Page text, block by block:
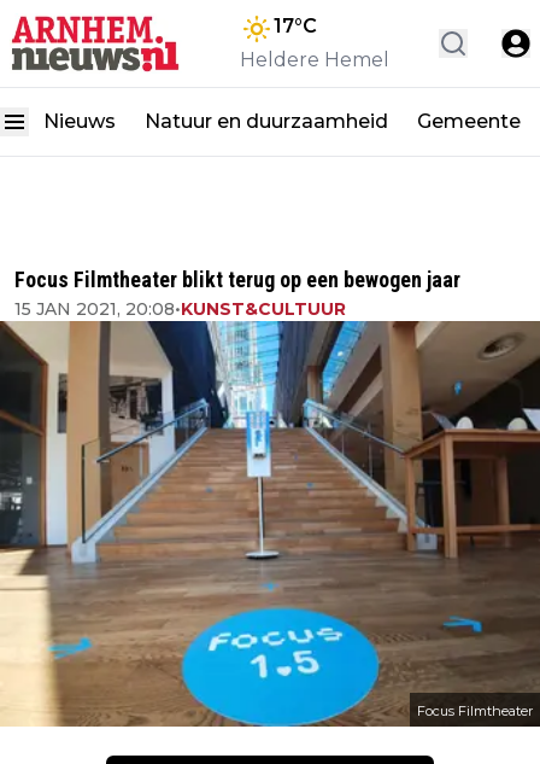
17°C
Heldere Hemel
Nieuws Natuur en duurzaamheid Gemeente
Focus Filmtheater blikt terug op een bewogen jaar
15 JAN 2021, 20:08•KUNST&CULTUUR
Focus Filmtheater